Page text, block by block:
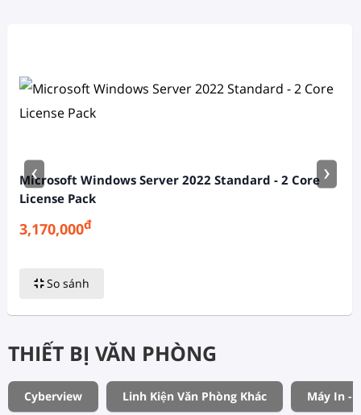
Microsoft Windows Server 2022 Standard - 2 Core
License Pack
3,170,000đ
So sánh
‹ ›
THIẾT BỊ VĂN PHÒNG
Cyberview Linh Kiện Văn Phòng Khác Máy In -